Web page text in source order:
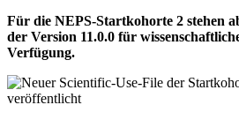
Für die NEPS-Startkohorte 2 stehen
der Version 11.0.0 für
Verfügung.